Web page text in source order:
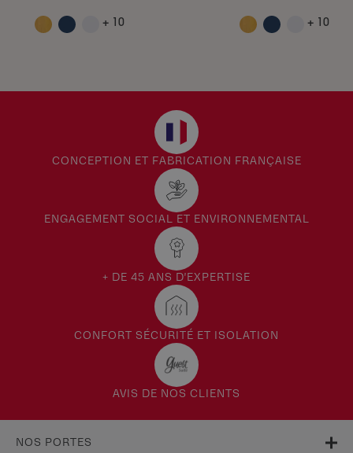
+ 10 + 10
CONCEPTION ET FABRICATION FRANÇAISE
ENGAGEMENT SOCIAL ET ENVIRONNEMENTAL
+ DE 45 ANS D'EXPERTISE
CONFORT SÉCURITÉ ET ISOLATION
AVIS DE NOS CLIENTS
NOS PORTES